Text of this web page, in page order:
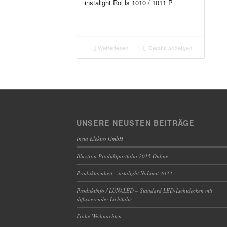
instalight Rol ls 1010 / 1011 P
Weiterlesen Details anzeigen
UNSERE NEUSTEN BEITRÄGE
Insta Elektro GmbH
Illuxtron Produktportfolio 2015 Online
Produktneuheit | instalight NoLimit 4033
Produktinfo / LUNALED – Standard LED-Lichtdecken mit
diffusierender Lichtfolie
Frohe Weihnachten